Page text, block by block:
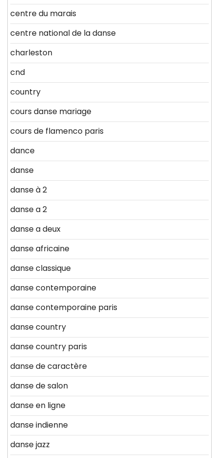
centre du marais
centre national de la danse
charleston
cnd
country
cours danse mariage
cours de flamenco paris
dance
danse
danse à 2
danse a 2
danse a deux
danse africaine
danse classique
danse contemporaine
danse contemporaine paris
danse country
danse country paris
danse de caractère
danse de salon
danse en ligne
danse indienne
danse jazz